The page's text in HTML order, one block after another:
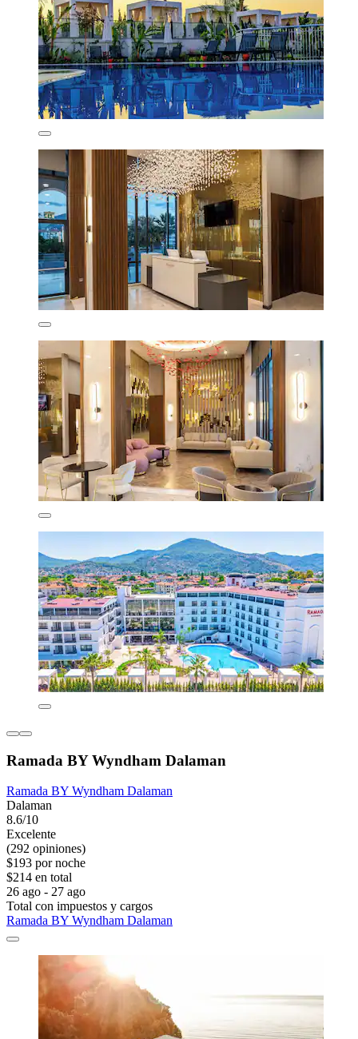
Ramada BY Wyndham Dalaman
Ramada BY Wyndham Dalaman
Dalaman
8.6/10
Excelente
(292 opiniones)
$193 por noche
$214 en total
26 ago - 27 ago
Total con impuestos y cargos
Ramada BY Wyndham Dalaman